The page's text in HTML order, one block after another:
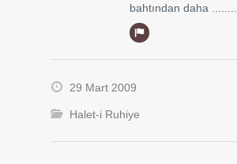
bahtından daha
29 Mart 2009
Halet-i Ruhiye